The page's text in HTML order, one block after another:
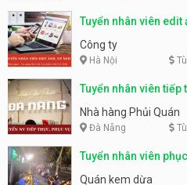
Tuyển nhân viên
Công ty
Hà Nội
Tuyển nhân viên tiếp
Nhà hàng Phủi Quán
Đà Nẵng
Tuyển nhân viên
Quán kem dừa